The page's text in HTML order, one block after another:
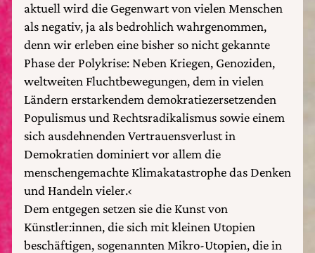
aktuell wird die Gegenwart von vielen Menschen
als negativ, ja als bedrohlich wahrgenommen,
denn wir erleben eine bisher so nicht gekannte
Phase der Polykrise: Neben Kriegen, Genoziden,
weltweiten Fluchtbewegungen, dem in vielen
Ländern erstarkendem demokratiezersetzenden
Populismus und Rechtsradikalismus sowie einem
sich ausdehnenden Vertrauensverlust in
Demokratien dominiert vor allem die
menschengemachte Klimakatastrophe das Denken
und Handeln vieler.‹
Dem entgegen setzen sie die Kunst von
Künstler:innen, die sich mit kleinen Utopien
beschäftigen, sogenannten Mikro-Utopien, die in